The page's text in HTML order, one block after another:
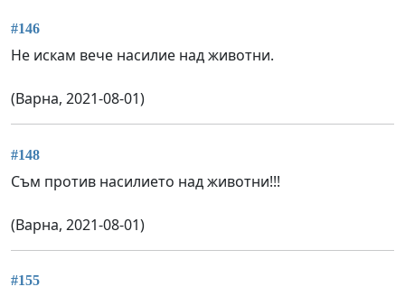
#146
Не искам вече насилие над животни.
(Варна, 2021-08-01)
#148
Съм против насилието над животни!!!
(Варна, 2021-08-01)
#155